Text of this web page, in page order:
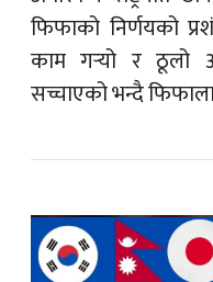
फिफाको निर्णयको
काम गर्‍यो र ठूलो
सच्चाएको भन्दै